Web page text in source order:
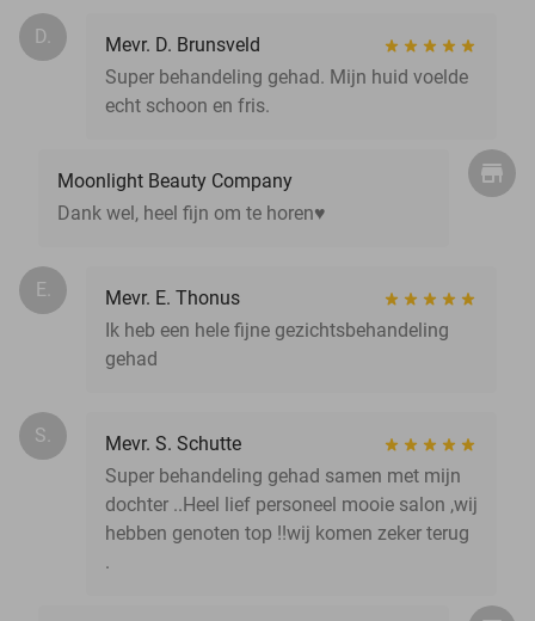
D.
Mevr. D. Brunsveld
Super behandeling gehad. Mijn huid voelde
echt schoon en fris.
Moonlight Beauty Company
Dank wel, heel fijn om te horen♥️
E.
Mevr. E. Thonus
Ik heb een hele fijne gezichtsbehandeling
gehad
S.
Mevr. S. Schutte
Super behandeling gehad samen met mijn
dochter ..Heel lief personeel mooie salon ,wij
hebben genoten top !!wij komen zeker terug
.